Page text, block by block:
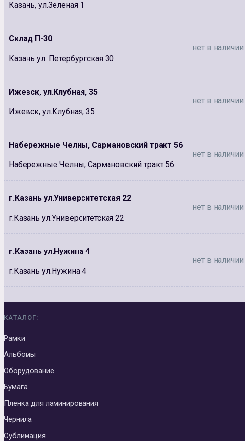
Казань, ул.Зеленая 1
Склад П-30
Казань ул. Петербургская 30
нет в наличии
Ижевск, ул.Клубная, 35
Ижевск, ул.Клубная, 35
нет в наличии
Набережные Челны, Сармановский тракт 56
Набережные Челны, Сармановский тракт 56
нет в наличии
г.Казань ул.Университетская 22
г.Казань ул.Университетская 22
нет в наличии
г.Казань ул.Нужина 4
г.Казань ул.Нужина 4
нет в наличии
КАТАЛОГ:
Рамки
Альбомы
Оборудование
Бумага
Пленка для ламинирования
Чернила
Сублимация